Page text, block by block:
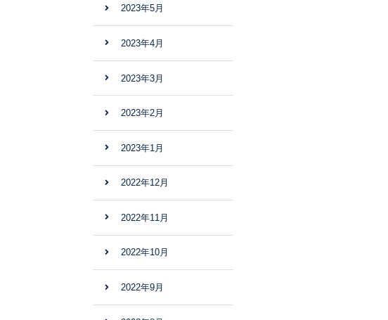
2023年5月
2023年4月
2023年3月
2023年2月
2023年1月
2022年12月
2022年11月
2022年10月
2022年9月